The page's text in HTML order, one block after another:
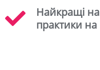
Найкращі
практики на